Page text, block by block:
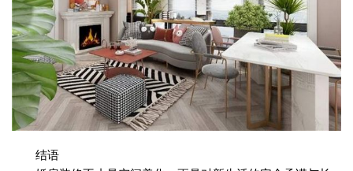
结语